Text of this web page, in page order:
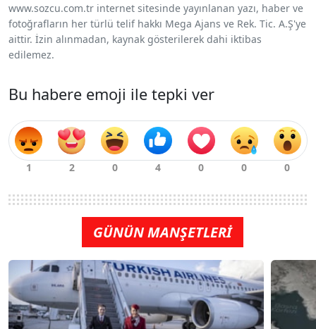
www.sozcu.com.tr internet sitesinde yayınlanan yazı, haber ve
fotoğrafların her türlü telif hakkı Mega Ajans ve Rek. Tic. A.Ş'ye
aittir. İzin alınmadan, kaynak gösterilerek dahi iktibas
edilemez.
Bu habere emoji ile tepki ver
GÜNÜN MANŞETLERİ